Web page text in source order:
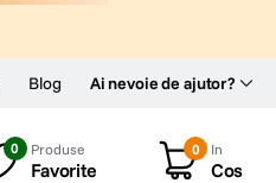
Ai nevoie de ajutor?
Blog
0 Produse
Favorite
0 In
Cos